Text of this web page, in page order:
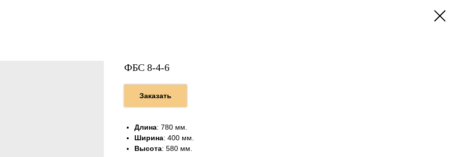
ФБС 8-4-6
Заказать
Длина: 780 мм.
Ширина: 400 мм.
Высота: 580 мм.